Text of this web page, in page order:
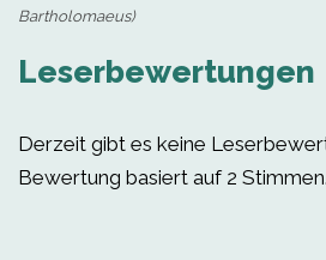
Bartholomaeus)
Leserbewertungen
Derzeit gibt es keine
Bewertung basiert auf 2 Stimmen.